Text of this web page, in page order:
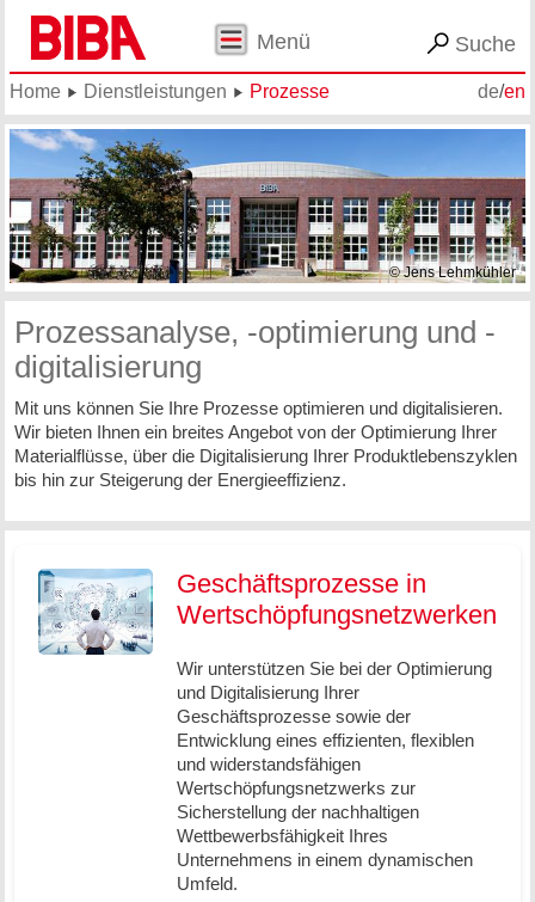
Menü Suche
de/en
Home Dienstleistungen Prozesse
© Jens Lehmkühler
Prozessanalyse, -optimierung und -
digitalisierung
Mit uns können Sie Ihre Prozesse optimieren und digitalisieren.
Wir bieten Ihnen ein breites Angebot von der Optimierung Ihrer
Materialflüsse, über die Digitalisierung Ihrer Produktlebenszyklen
bis hin zur Steigerung der Energieeffizienz.
Geschäftsprozesse in
Wertschöpfungsnetzwerken
Wir unterstützen Sie bei der Optimierung
und Digitalisierung Ihrer
Geschäftsprozesse sowie der
Entwicklung eines effizienten, flexiblen
und widerstandsfähigen
Wertschöpfungsnetzwerks zur
Sicherstellung der nachhaltigen
Wettbewerbsfähigkeit Ihres
Unternehmens in einem dynamischen
Umfeld.